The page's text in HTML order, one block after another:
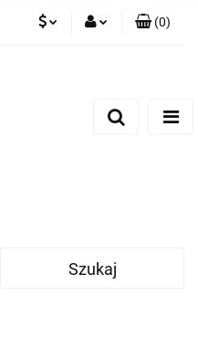
(0)
Szukaj